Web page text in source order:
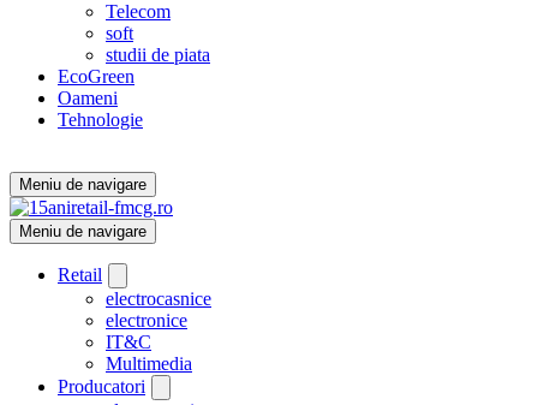
Telecom
soft
studii de piata
EcoGreen
Oameni
Tehnologie
Meniu de navigare
Meniu de navigare
Retail
electrocasnice
electronice
IT&C
Multimedia
Producatori